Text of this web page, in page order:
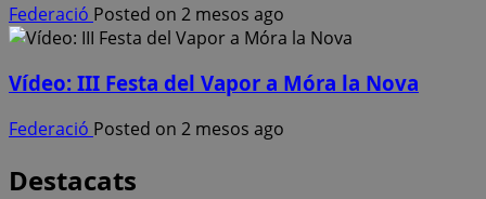
Federació Posted on 2 mesos ago
Vídeo: III Festa del Vapor a Móra la Nova
Federació Posted on 2 mesos ago
Destacats